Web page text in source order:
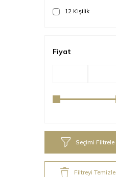
12 Kişilik
Fiyat
Seçimi Filtrele
Filtreyi Temizle